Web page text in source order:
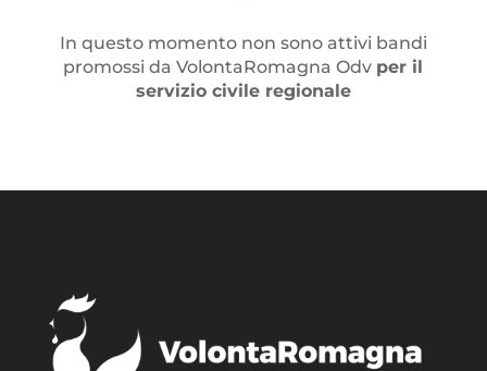
In questo momento non sono attivi bandi
promossi da VolontaRomagna Odv per il
servizio civile regionale